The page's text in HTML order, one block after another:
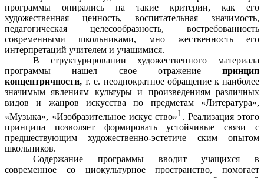
программы опирались на такие критерии, как его
художественная ценность, воспитательная значимость,
педагогическая целесообразность, востребованность
современными школьниками, мно жественность его
интерпретаций учителем и учащимися.
В структурировании художественного материала
программы нашел свое отражение принцип
концентричности,т. е. неоднократное обращение к наиболее
значимым явлениям культуры и произведениям различных
видов и жанров искусства по предметам «Литература»,
«Музыка», «Изобразительное искус ство»1 . Реализация этого
принципа позволяет формировать устойчивые связи с
предшествующим художественно-эстетиче ским опытом
школьников.
Содержание программы вводит учащихся в
современное со циокультурное пространство, помогает